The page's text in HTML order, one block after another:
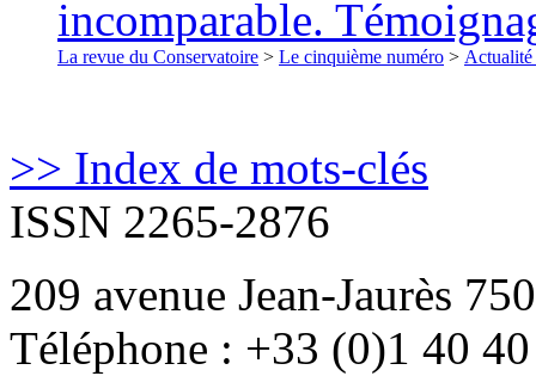
incomparable.
La revue du Conservatoire > Le cinquième numéro > Actualité
>> Index de mots-clés
ISSN 2265-2876
209 avenue Jean-Jaurès
Téléphone : +33 (0)1 40